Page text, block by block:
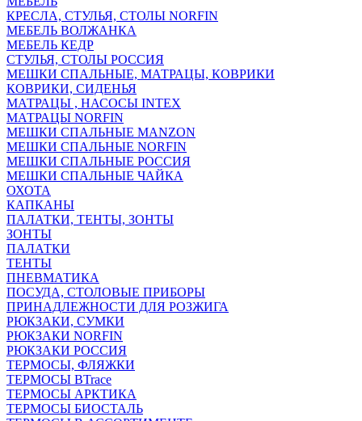
КРЕСЛА, СТУЛЬЯ, СТОЛЫ NORFIN
МЕБЕЛЬ ВОЛЖАНКА
МЕБЕЛЬ КЕДР
СТУЛЬЯ, СТОЛЫ РОССИЯ
МЕШКИ СПАЛЬНЫЕ, МАТРАЦЫ, КОВРИКИ
КОВРИКИ, СИДЕНЬЯ
МАТРАЦЫ , НАСОСЫ INTEX
МАТРАЦЫ NORFIN
МЕШКИ СПАЛЬНЫЕ MANZON
МЕШКИ СПАЛЬНЫЕ NORFIN
МЕШКИ СПАЛЬНЫЕ РОССИЯ
МЕШКИ СПАЛЬНЫЕ ЧАЙКА
ОХОТА
КАПКАНЫ
ПАЛАТКИ, ТЕНТЫ, ЗОНТЫ
ЗОНТЫ
ПАЛАТКИ
ТЕНТЫ
ПНЕВМАТИКА
ПОСУДА, СТОЛОВЫЕ ПРИБОРЫ
ПРИНАДЛЕЖНОСТИ ДЛЯ РОЗЖИГА
РЮКЗАКИ, СУМКИ
РЮКЗАКИ NORFIN
РЮКЗАКИ РОССИЯ
ТЕРМОСЫ, ФЛЯЖКИ
ТЕРМОСЫ BTrace
ТЕРМОСЫ АРКТИКА
ТЕРМОСЫ БИОСТАЛЬ